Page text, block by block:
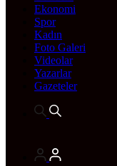
Ekonomi
Spor
Kadın
Foto Galeri
Videolar
Yazarlar
Gazeteler